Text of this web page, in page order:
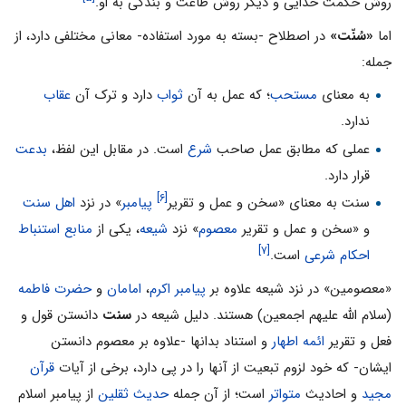
اما «سُنّت» در اصطلاح -بسته به مورد استفاده- معانی مختلفی دارد، از
جمله:
به معنای مستحب؛ که عمل به آن ثوابدارد و ترک آن عقاب
ندارد.
عملی که مطابق عمل صاحب شرعاست. در مقابل این لفظ، بدعت
قرار دارد.
سنت به معنای «سخن و عمل و تقریر[۶] پیامبر» در نزد اهل سنت
و «سخن و عمل و تقریر معصوم» نزد شیعه، یکی از منابع استنباط
احکام شرعیاست.[۷]
«معصومین» در نزد شیعه علاوه بر پیامبر اکرم، امامان وحضرت فاطمه
(سلام الله علیهم اجمعین) هستند. دلیل شیعه در سنت دانستن قول و
فعل و تقریر‌ ائمه اطهار و استناد بدانها -علاوه بر معصوم دانستن
ایشان- که خود لزوم تبعیت از آنها را در پی دارد، برخى از آیات قرآن
مجید و احادیث متواتر است؛ از آن جملهحدیث ثقلین از پیامبر اسلام